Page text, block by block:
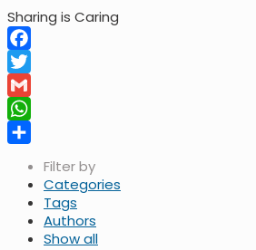
Sharing is Caring
Facebook
Twitter
Gmail
WhatsApp
Filter by
Categories
Tags
Authors
Show all